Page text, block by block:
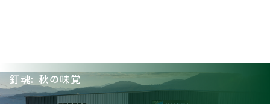
釘魂: 秋の味覚